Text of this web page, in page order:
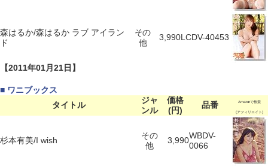
森はるか/森はるか ラブ アイラン
ド
その
他
3,990LCDV-40453
【2011年01月21日】
■ ワニブックス
タイトル
ジャ
ンル
価格
(円)
品番 Amazonで検索
(アフィリエイト)
杉本有美/I wish
その
他
3,990WBDV-
0066